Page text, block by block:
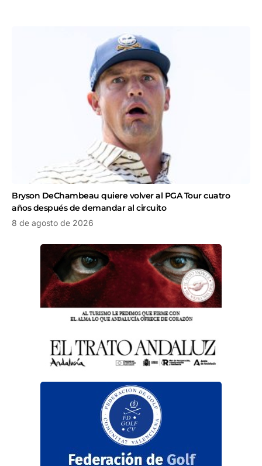
Bryson DeChambeau quiere volver al PGA Tour cuatro
años después de demandar al circuito
8 de agosto de 2026